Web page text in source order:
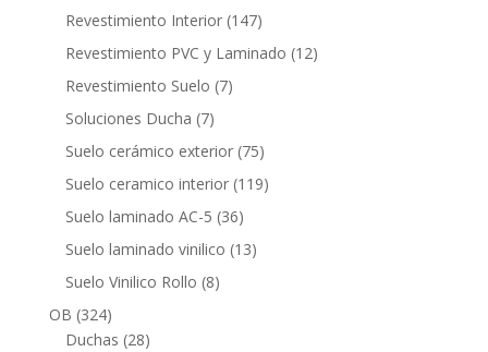
productos
Revestimiento Interior 147147
productos
Revestimiento PVC y Laminado 1212
Revestimiento Suelo 77
Soluciones Ducha 77
productos
Suelo cerámico exterior 7575
productos
Suelo ceramico interior 119119
Suelo laminado AC-5 3636
productos
Suelo laminado vinilico 1313
Suelo Vinilico Rollo 88
OB 324324
productos
Duchas 2828